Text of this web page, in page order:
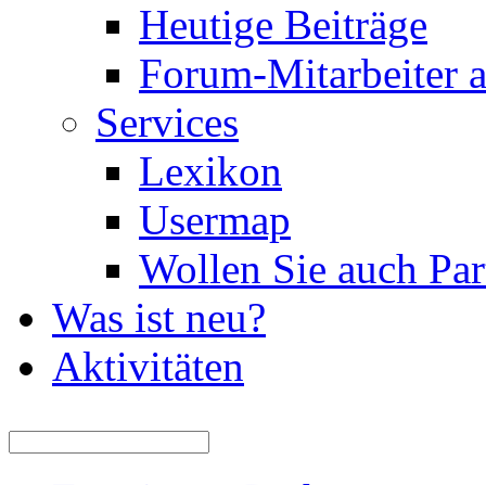
Heutige Beiträge
Forum-Mitarbeiter
Services
Lexikon
Usermap
Wollen Sie auch
Was ist neu?
Aktivitäten